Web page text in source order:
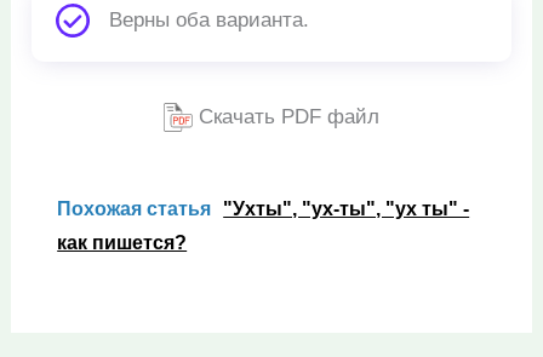
Верны оба варианта.
Скачать PDF файл
Похожая статья
"Ухты", "ух-ты", "ух ты" -
как пишется?